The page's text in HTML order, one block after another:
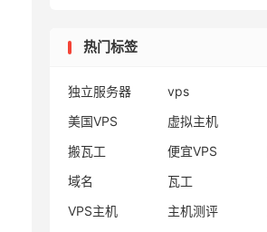
热门标签
独立服务器 vps
美国VPS
虚拟主机
搬瓦工
便宜VPS
域名
瓦工
VPS主机
主机测评